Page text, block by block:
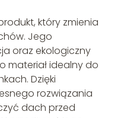
który zmienia
Jego
oraz ekologiczny
materiał idealny do
Dzięki
rozwiązania
dach przed